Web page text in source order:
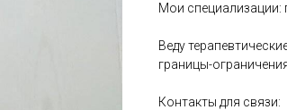
Мои специализации:
Веду
границы-
Контакты для связи: